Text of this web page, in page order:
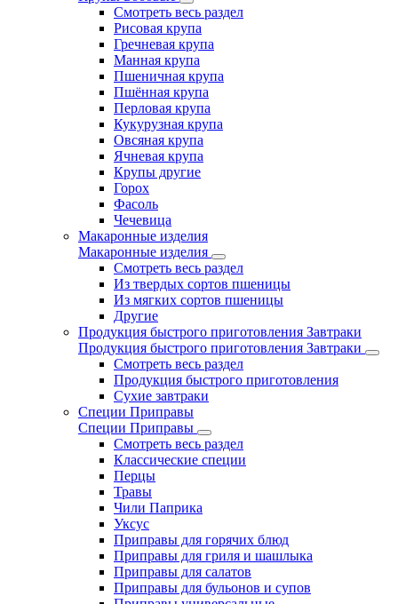
Смотреть весь раздел
Рисовая крупа
Гречневая крупа
Манная крупа
Пшеничная крупа
Пшённая крупа
Перловая крупа
Кукурузная крупа
Овсяная крупа
Ячневая крупа
Крупы другие
Горох
Фасоль
Чечевица
Макаронные изделия
Макаронные изделия
Смотреть весь раздел
Из твердых сортов пшеницы
Из мягких сортов пшеницы
Другие
Продукция быстрого приготовления Завтраки
Продукция быстрого приготовления Завтраки
Смотреть весь раздел
Продукция быстрого приготовления
Сухие завтраки
Специи Приправы
Специи Приправы
Смотреть весь раздел
Классические специи
Перцы
Травы
Чили Паприка
Уксус
Приправы для горячих блюд
Приправы для гриля и шашлыка
Приправы для салатов
Приправы для бульонов и супов